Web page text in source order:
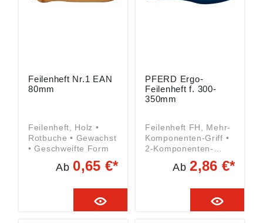
Feilenheft Nr.1 EAN
80mm
Feilenheft, Holz •
Rotbuche • Gewachst
• Geschweifte Form
Ab 0,65 €*
PFERD Ergo-
Feilenheft f. 300-
350mm
Feilenheft FH, Mehr-
Komponenten-Griff •
2-Komponenten-
Kunststoffgriff • Mit
Abrollschutz und
Angaben gemäß
Produktsicherheitsver
ordnung ((EU)
Ab2,86 €*